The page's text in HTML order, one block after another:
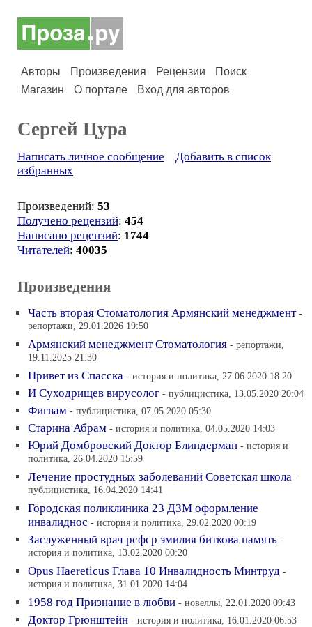
Авторы Произведения Рецензии
Поиск
Магазин
О портале Вход для авторов
Сергей Цура
Написать личное сообщение
Добавить в список
избранных
Произведений: 53
Получено рецензий: 454
Написано рецензий: 1744
Читателей: 40035
Произведения
Часть вторая Стоматология Армянский менеджмент -
репортажи, 29.01.2026 19:50
Армянский менеджмент Стоматология - репортажи,
19.11.2025 21:30
Привет из Спасска - история и политика, 27.06.2020 18:20
И Суходрищев вирусолог - публицистика, 13.05.2020 20:04
Фигвам - публицистика, 07.05.2020 05:30
Старина Абрам - история и политика, 04.05.2020 14:03
Юрий Домбровский Доктор Блиндерман - история и
политика, 26.04.2020 15:59
Лечение простудных заболеваний Советская школа -
публицистика, 16.04.2020 14:41
Городская поликлиника 23 ДЗМ оформление
инвалиднос - история и политика, 29.02.2020 00:19
Заслуженный врач рсфср эмилия биткова память -
история и политика, 13.02.2020 00:20
Opus Haereticus Глава 10 Инвалидность Минтруд -
история и политика, 31.01.2020 14:04
1958 год Признание в любви - новеллы, 22.01.2020 09:43
Доктор Грюнштейн - история и политика, 16.01.2020 06:53